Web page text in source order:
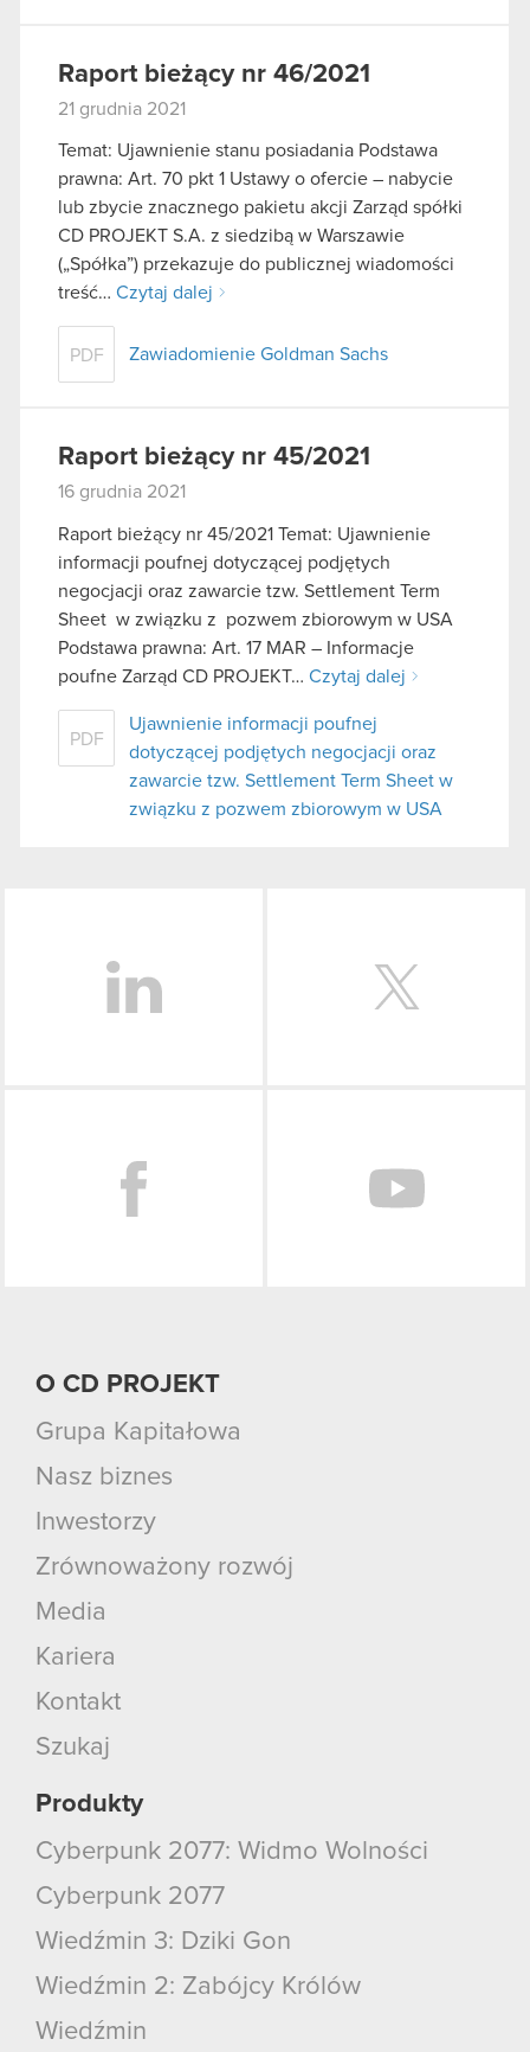
Raport bieżący nr 46/2021
21 grudnia 2021
Temat: Ujawnienie stanu posiadania Podstawa
prawna: Art. 70 pkt 1 Ustawy o ofercie – nabycie
lub zbycie znacznego pakietu akcji Zarząd spółki
CD PROJEKT S.A. z siedzibą w Warszawie
(„Spółka”) przekazuje do publicznej wiadomości
treść… Czytaj dalej
PDF Zawiadomienie Goldman Sachs
Raport bieżący nr 45/2021
16 grudnia 2021
Raport bieżący nr 45/2021 Temat: Ujawnienie
informacji poufnej dotyczącej podjętych
negocjacji oraz zawarcie tzw. Settlement Term
Sheet w związku z pozwem zbiorowym w USA
Podstawa prawna: Art. 17 MAR – Informacje
poufne Zarząd CD PROJEKT… Czytaj dalej
PDF
Ujawnienie informacji poufnej
dotyczącej podjętych negocjacji oraz
zawarcie tzw. Settlement Term Sheet w
związku z pozwem zbiorowym w USA
O CD PROJEKT
Grupa Kapitałowa
Nasz biznes
Inwestorzy
Zrównoważony rozwój
Media
Kariera
Kontakt
Szukaj
Produkty
Cyberpunk 2077: Widmo Wolności
Cyberpunk 2077
Wiedźmin 3: Dziki Gon
Wiedźmin 2: Zabójcy Królów
Wiedźmin